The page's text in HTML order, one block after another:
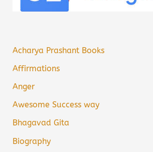
Acharya Prashant Books
Affirmations
Anger
Awesome Success way
Bhagavad Gita
Biography